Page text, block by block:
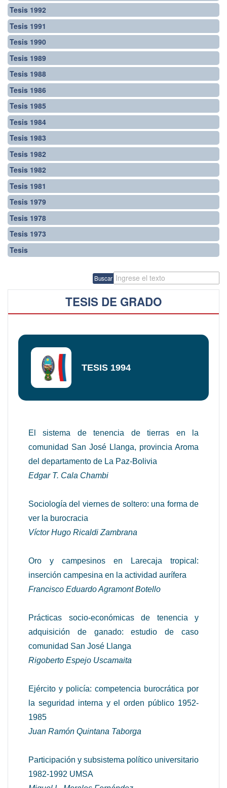
Tesis 1992
Tesis 1991
Tesis 1990
Tesis 1989
Tesis 1988
Tesis 1986
Tesis 1985
Tesis 1984
Tesis 1983
Tesis 1982
Tesis 1982
Tesis 1981
Tesis 1979
Tesis 1978
Tesis 1973
Tesis
Buscar
TESIS DE GRADO
TESIS 1994
El sistema de tenencia de tierras en la
comunidad San José Llanga, provincia Aroma
del departamento de La Paz-Bolivia
Edgar T. Cala Chambi
Sociología del viernes de soltero: una forma de
ver la burocracia
Víctor Hugo Ricaldi Zambrana
Oro y campesinos en Larecaja tropical:
inserción campesina en la actividad aurífera
Francisco Eduardo Agramont Botello
Prácticas socio-económicas de tenencia y
adquisición de ganado: estudio de caso
comunidad San José Llanga
Rigoberto Espejo Uscamaita
Ejército y policía: competencia burocrática por
la seguridad interna y el orden público 1952-
1985
Juan Ramón Quintana Taborga
Participación y subsistema político universitario
1982-1992 UMSA